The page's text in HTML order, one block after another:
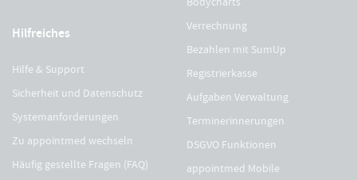
Hilfreiches
Hilfe & Support
Sicherheit und Datenschutz
Systemanforderungen
Zu appointmed wechseln
Häufig gestellte Fragen (FAQ)
Verrechnung
Bezahlen mit SumUp
Registrierkasse
Aufgaben Verwaltung
Terminerinnerungen
DSGVO Funktionen
appointmed Mobile